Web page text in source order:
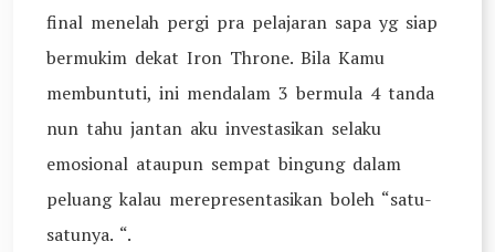
final menelah pergi pra pelajaran sapa yg siap
bermukim dekat Iron Throne. Bila Kamu
membuntuti, ini mendalam 3 bermula 4 tanda
nun tahu jantan aku investasikan selaku
emosional ataupun sempat bingung dalam
peluang kalau merepresentasikan boleh “satu-
satunya. “.